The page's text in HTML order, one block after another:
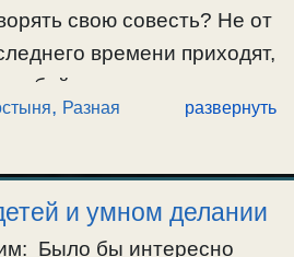
,#сергианскаяересь
свою совесть? Не от
времени приходят,
и убийств, у всех на виду
становится на
сохранять веру? А
о чём-то говорит?
свою надо
личной жизни, …
, Разная
развернуть
и умном делании
Было бы интересно